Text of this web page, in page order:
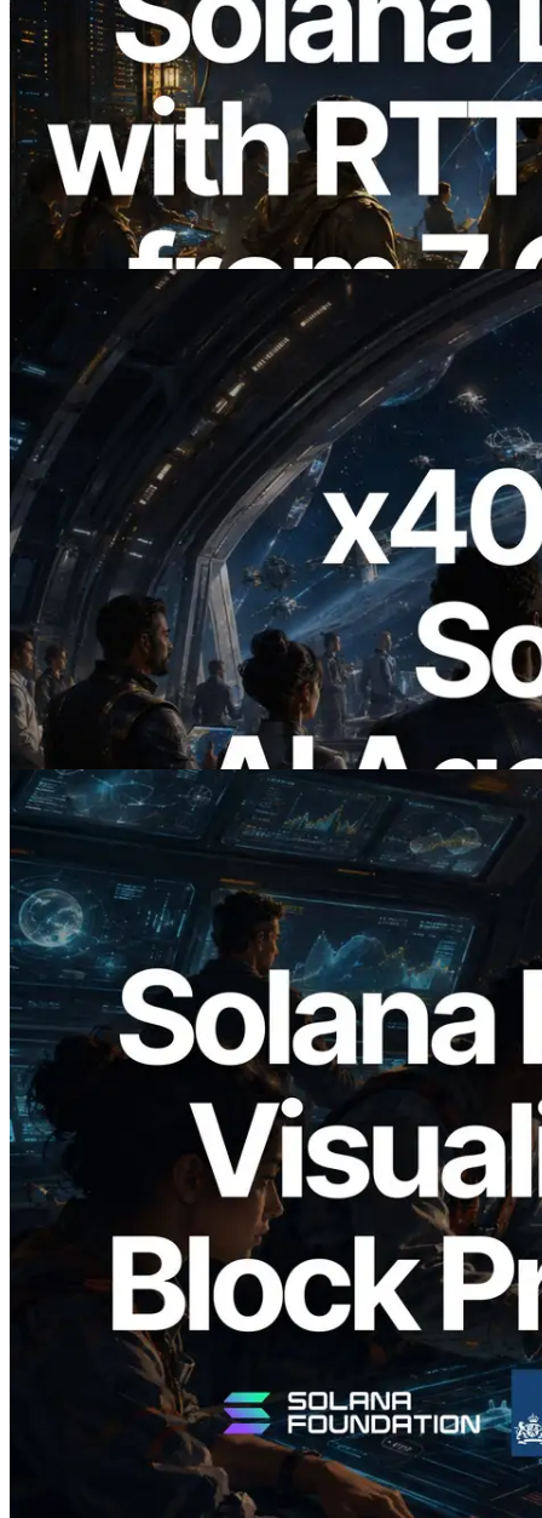
2026.08.05
ERPC Memperluas Solana Leader Slot
API dengan Pengukuran Ping dari 7
Region Global — Validators Information
API Juga Diluncurkan
2026.07.04
ERPC Meluncurkan Solana RPC
Berbasis x402 — Era AI Agent
Membayar API yang Dibutuhkan Secara
On Demand
Baca artikel ini
2026.05.24
Validators Solutions Meluncurkan Solana
Block Analyzer — Memvisualisasikan
Waktu Produksi Blok per Slot dan
Validator yang Ditugaskan